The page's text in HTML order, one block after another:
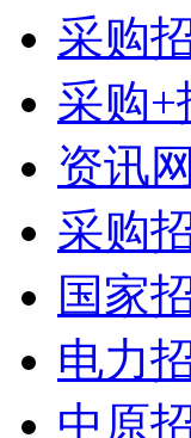
采购
采购+
资讯
采购
国家
电力
中原